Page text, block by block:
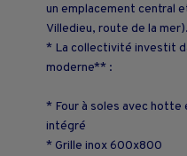
un emplacement central
Villedieu, route de la mer).
* La collectivité investit
moderne** :
* Four à soles avec
intégré
* Grille inox 600x800